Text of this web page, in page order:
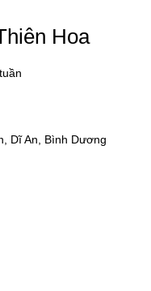
Hoa
Dĩ An, Bình Dương